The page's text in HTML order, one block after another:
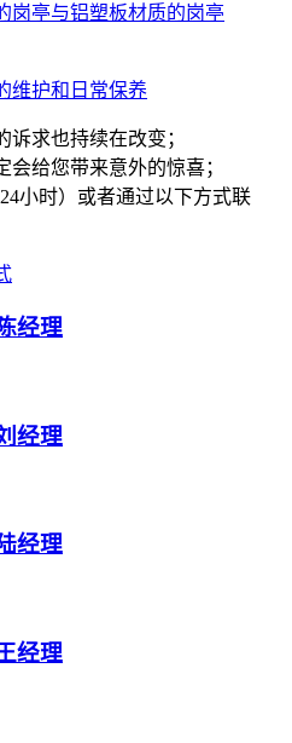
岗亭与铝塑板材质的岗亭
维护和日常保养
求也持续在改变；
给您带来意外的惊喜；
小时）或者通过以下方式联
经理
经理
经理
经理